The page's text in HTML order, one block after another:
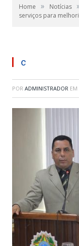
Home » Notícias
serviços para
c
POR ADMINISTRADOR EM